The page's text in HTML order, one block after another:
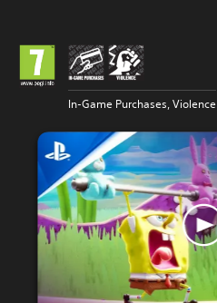
In-Game Purchases, Violence